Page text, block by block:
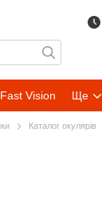
Vision Ще
Каталог окулярів